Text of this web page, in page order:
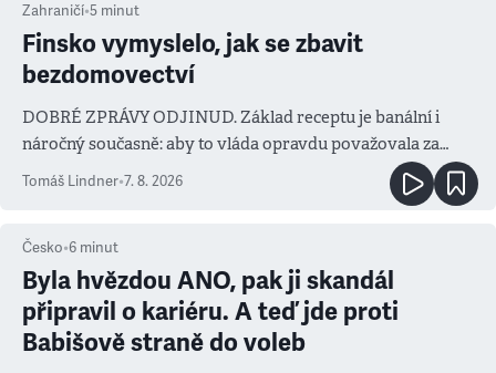
Zahraničí•5 minut
Finsko vymyslelo, jak se zbavit
bezdomovectví
DOBRÉ ZPRÁVY ODJINUD. Základ receptu je banální i
náročný současně: aby to vláda opravdu považovala za
prioritu
Tomáš Lindner•7. 8. 2026
Česko•6 minut
Byla hvězdou ANO, pak ji skandál
připravil o kariéru. A teď jde proti
Babišově straně do voleb